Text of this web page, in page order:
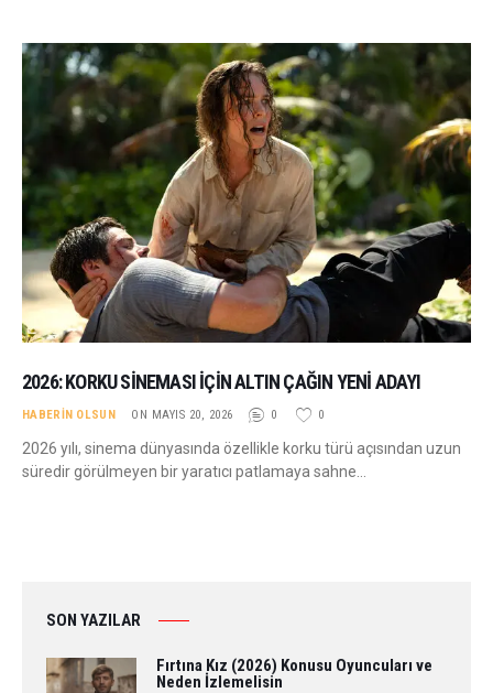
2026: KORKU SINEMASI İÇIN ALTIN ÇAĞIN YENI ADAYI
HABERIN OLSUN ON MAYIS 20, 2026 0 0
2026 yılı, sinema dünyasında özellikle korku türü açısından uzun
süredir görülmeyen bir yaratıcı patlamaya sahne…
SON YAZILAR
Fırtına Kız (2026) Konusu Oyuncuları ve
Neden İzlemelisin